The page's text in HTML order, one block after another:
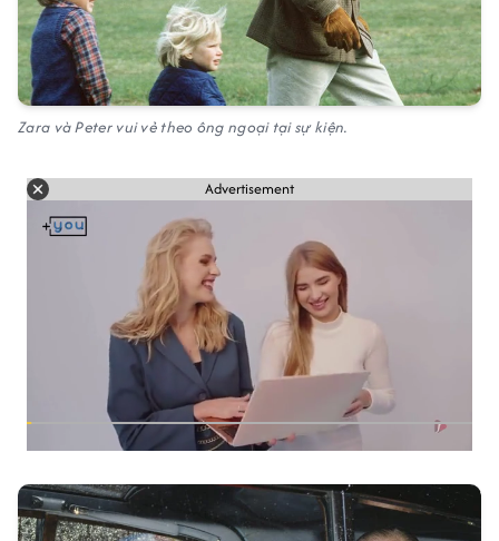
Zara và Peter vui vẻ theo ông ngoại tại sự kiện.
Advertisement